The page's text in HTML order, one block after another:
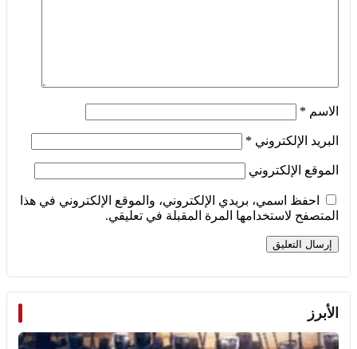
الاسم *
البريد الإلكتروني *
الموقع الإلكتروني
احفظ اسمي، بريدي الإلكتروني، والموقع الإلكتروني في هذا
المتصفح لاستخدامها المرة المقبلة في تعليقي.
الأبرز